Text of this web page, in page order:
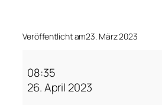
Veröffentlicht am23. März 2023
08:35
26. April 2023